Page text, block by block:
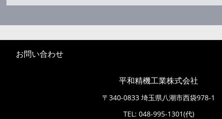
お問い合わせ
平和精機工業株式会社
〒340-0833 埼玉県八潮市西袋978-1
TEL: 048-995-1301(代)